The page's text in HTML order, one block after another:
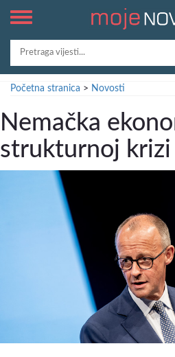
Početna stranica > Novosti
Nemačka
strukturnoj